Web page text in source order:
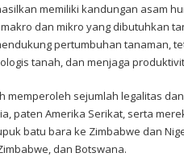
memiliki kandungan asam
dan mikro yang dibutuhkan
pertumbuhan tanaman,
tanah, dan menjaga
memperoleh sejumlah legalitas
paten Amerika Serikat, serta
batu bara ke Zimbabwe dan
dan Botswana.